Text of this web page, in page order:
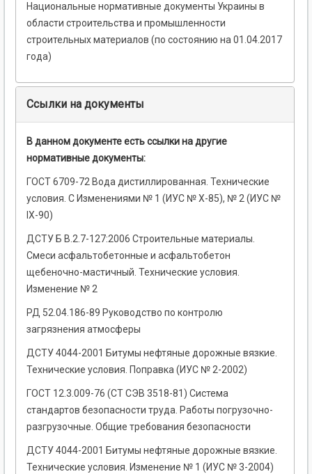
Национальные нормативные документы Украины в
области строительства и промышленности
строительных материалов (по состоянию на 01.04.2017
года)
Ссылки на документы
В данном документе есть ссылки на другие
нормативные документы:
ГОСТ 6709-72 Вода дистиллированная. Технические
условия. С Изменениями № 1 (ИУС № Х-85), № 2 (ИУС №
IХ-90)
ДСТУ Б В.2.7-127:2006 Строительные материалы.
Смеси асфальтобетонные и асфальтобетон
щебеночно-мастичный. Технические условия.
Изменение № 2
РД 52.04.186-89 Руководство по контролю
загрязнения атмосферы
ДСТУ 4044-2001 Битумы нефтяные дорожные вязкие.
Технические условия. Поправка (ИУС № 2-2002)
ГОСТ 12.3.009-76 (СТ СЭВ 3518-81) Система
стандартов безопасности труда. Работы погрузочно-
разгрузочные. Общие требования безопасности
ДСТУ 4044-2001 Битумы нефтяные дорожные вязкие.
Технические условия. Изменение № 1 (ИУС № 3-2004)